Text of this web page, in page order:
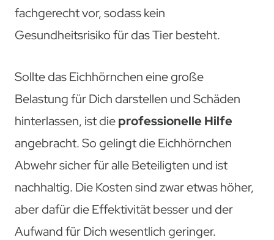
fachgerecht vor, sodass kein
Gesundheitsrisiko für das Tier besteht.
Sollte das Eichhörnchen eine große
Belastung für Dich darstellen und Schäden
hinterlassen, ist dieprofessionelle Hilfe
angebracht. So gelingt die Eichhörnchen
Abwehr sicher für alle Beteiligten und ist
nachhaltig. Die Kosten sind zwar etwas höher,
aber dafür die Effektivität besser und der
Aufwand für Dich wesentlich geringer.